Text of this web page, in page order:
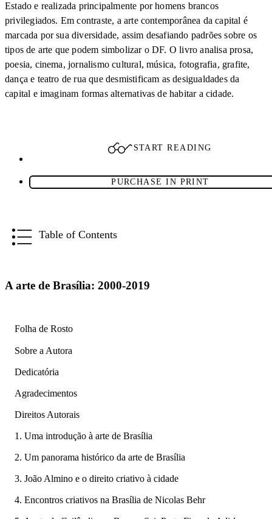
Estado e realizada principalmente por homens brancos
privilegiados. Em contraste, a arte contemporânea da capital é
marcada por sua diversidade, assim desafiando padrões sobre os
tipos de arte que podem simbolizar o DF. O livro analisa prosa,
poesia, cinema, jornalismo cultural, música, fotografia, grafite,
dança e teatro de rua que desmistificam as desigualdades da
capital e imaginam formas alternativas de habitar a cidade.
START READING
PURCHASE IN PRINT
Table of Contents
A arte de Brasília: 2000-2019
Folha de Rosto
Sobre a Autora
Dedicatória
Agradecimentos
Direitos Autorais
1. Uma introdução à arte de Brasília
2. Um panorama histórico da arte de Brasília
3. João Almino e o direito criativo à cidade
4. Encontros criativos na Brasília de Nicolas Behr